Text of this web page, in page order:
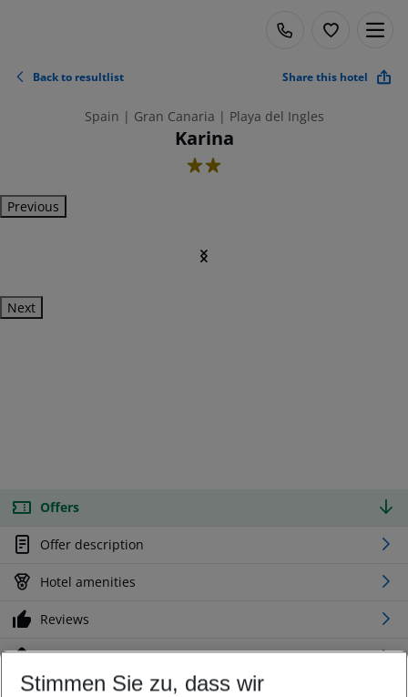
Back to resultlist Share this hotel
Spain | Gran Canaria | Playa del Ingles
Karina
2
Previous
Next
Offers
Offer description
Hotel amenities
Reviews
Location
Stimmen Sie zu, dass wir